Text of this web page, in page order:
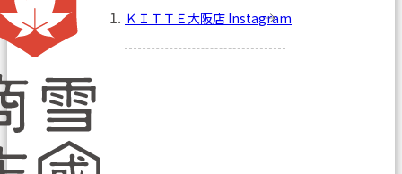
ＫＩＴＴＥ大阪店 Instagram